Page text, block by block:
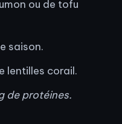
ou de tofu
saison.
lentilles corail.
de protéines.